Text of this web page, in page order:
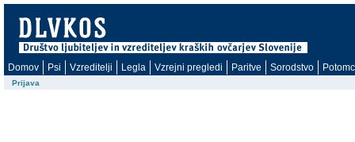
Domov Psi Vzreditelji Legla Vzrejni pregledi Paritve Sorodstvo
Prijava